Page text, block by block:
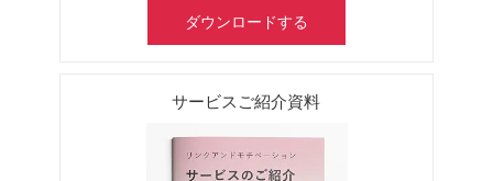
ダウンロードする
サービスご紹介資料